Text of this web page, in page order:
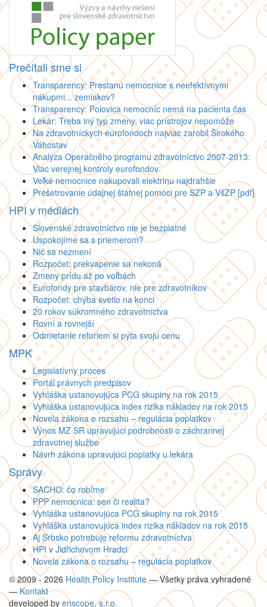
Prečítali sme si
Transparency: Prestanú nemocnice s neefektívnymi
nákupmi... zemiakov?
Transparency: Polovica nemocníc nemá na pacienta čas
Lekár: Treba iný typ zmeny, viac prístrojov nepomôže
Na zdravotníckych eurofondoch najviac zarobil Širokého
Váhostav
Analýza Operačného programu zdravotníctvo 2007-2013:
Viac verejnej kontroly eurofondov
Veľké nemocnice nakupovali elektrinu najdrahšie
Prešetrovanie údajnej štátnej pomoci pre SZP a VšZP [pdf]
HPI v médiách
Slovenské zdravotníctvo nie je bezplatné
Uspokojíme sa s priemerom?
Nič sa nezmení
Rozpočet: prekvapenie sa nekoná
Zmeny prídu až po voľbách
Eurofondy pre stavbárov, nie pre zdravotníkov
Rozpočet: chýba svetlo na konci
20 rokov súkromného zdravotníctva
Rovní a rovnejší
Odmietanie reforiem si pýta svoju cenu
MPK
Legislatívny proces
Portál právnych predpisov
Vyhláška ustanovujúca PCG skupiny na rok 2015
Vyhláška ustanovujúca index rizika nákladov na rok 2015
Novela zákona o rozsahu – regulácia poplatkov
Výnos MZ SR upravujúci podrobnosti o záchrannej
zdravotnej službe
Návrh zákona upravujúci poplatky u lekára
Správy
SACHO: čo robíme
PPP nemocnica: sen či realita?
Vyhláška ustanovujúca PCG skupiny na rok 2015
Vyhláška ustanovujúca index rizika nákladov na rok 2015
Aj Srbsko potrebuje reformu zdravotníctva
HPI v Jidřichovom Hradci
Novela zákona o rozsahu – regulácia poplatkov
© 2009 - 2026 Health Policy Institute —Všetky práva vyhradené
— Kontakt
developed by enscope, s.r.o.